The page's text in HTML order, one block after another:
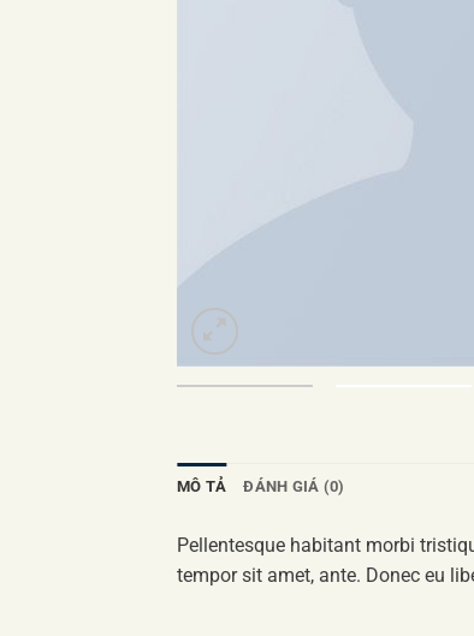
MÔ TẢ ĐÁNH GIÁ (0)
Pellentesque habitant morbi
tempor sit amet, ante. Donec eu